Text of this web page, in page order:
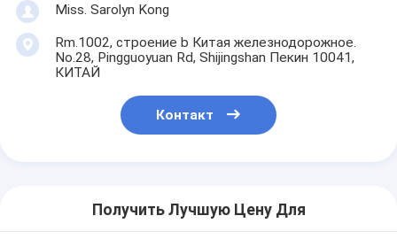
Miss. Sarolyn Kong
Rm.1002, строение b Китая железнодорожное.
No.28, Pingguoyuan Rd, Shijingshan Пекин 10041,
КИТАЙ
Контакт
Получить Лучшую Цену Для